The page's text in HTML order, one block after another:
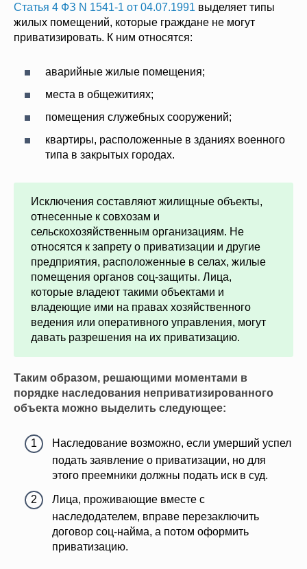
Статья 4 ФЗ N 1541-1 от 04.07.1991 выделяет типы
жилых помещений, которые граждане не могут
приватизировать. К ним относятся:
аварийные жилые помещения;
места в общежитиях;
помещения служебных сооружений;
квартиры, расположенные в зданиях военного
типа в закрытых городах.
Исключения составляют жилищные объекты,
отнесенные к совхозам и
сельскохозяйственным организациям. Не
относятся к запрету о приватизации и другие
предприятия, расположенные в селах, жилые
помещения органов соц-защиты. Лица,
которые владеют такими объектами и
владеющие ими на правах хозяйственного
ведения или оперативного управления, могут
давать разрешения на их приватизацию.
Таким образом, решающими моментами в
порядке наследования неприватизированного
объекта можно выделить следующее:
Наследование возможно, если умерший успел
подать заявление о приватизации, но для
этого преемники должны подать иск в суд.
Лица, проживающие вместе с
наследодателем, вправе перезаключить
договор соц-найма, а потом оформить
приватизацию.